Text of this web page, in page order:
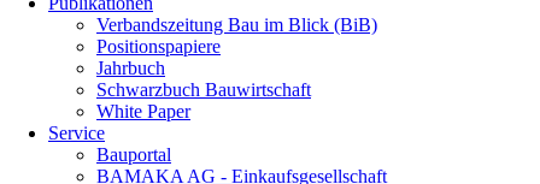
Verbandszeitung Bau im Blick (BiB)
Positionspapiere
Jahrbuch
Schwarzbuch Bauwirtschaft
White Paper
Service
Bauportal
BAMAKA AG - Einkaufsgesellschaft